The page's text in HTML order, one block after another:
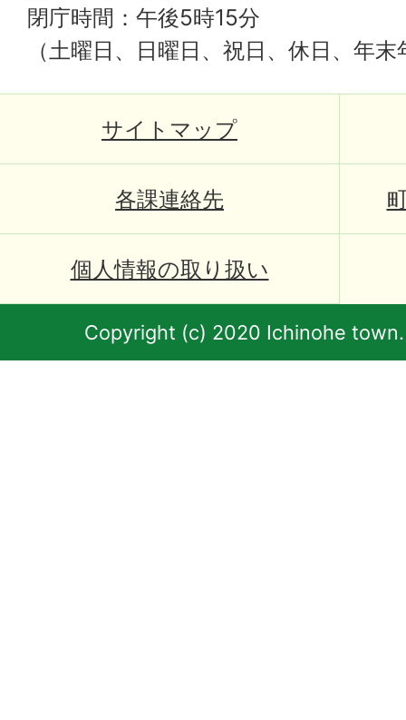
閉庁時間：午後5時15分
（土曜日、日曜日、祝日、休日、年
サイトマップ
各課連絡先
個人情報の取り扱い
Copyright (c) 2020 Ichinohe